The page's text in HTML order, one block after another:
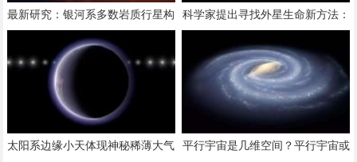
最新研究：银河系多数岩质行星构
造或和地球完全不同
科学家提出寻找外星生命新方法：
不仅找分子，更要分析“排布规律”
太阳系边缘小天体现神秘稀薄大气
平行宇宙是几维空间？平行宇宙或